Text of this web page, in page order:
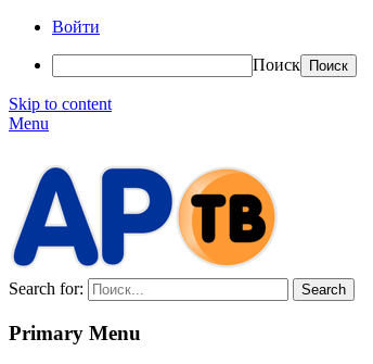
Войти
Поиск
Skip to content
Menu
Search for:
Primary Menu